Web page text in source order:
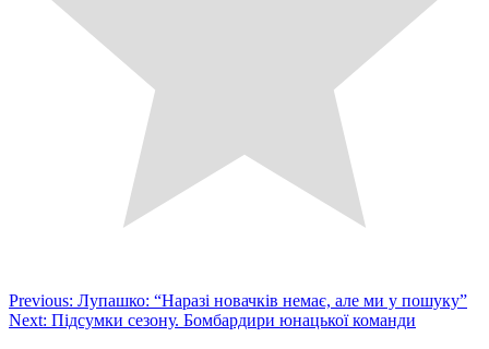
Post
navigation
Previous: Лупашко: “Наразі новачків немає, але ми у пошуку”
Next: Підсумки сезону. Бомбардири юнацької команди